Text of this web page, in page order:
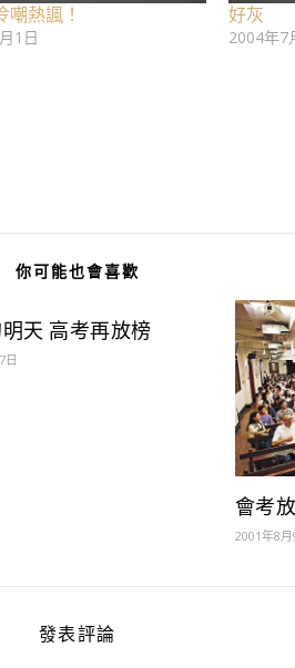
嘲熱諷！
1日
好灰
2004年7
你可能也會喜歡
天 高考再放榜
日
會考
2001年8月
發表評論